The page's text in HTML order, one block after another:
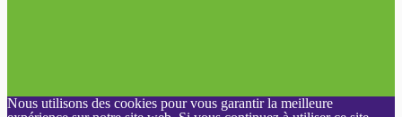
Nous utilisons des cookies pour vous garantir la meilleure